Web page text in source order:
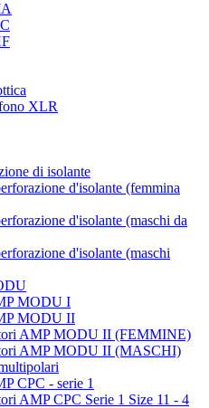
XLR
di isolante
d'isolante (femmina
d'isolante (maschi da
d'isolante (maschi
MODU I
MODU II
AMP MODU II (FEMMINE)
AMP MODU II (MASCHI)
CPC - serie 1
AMP CPC Serie 1 Size 11 - 4